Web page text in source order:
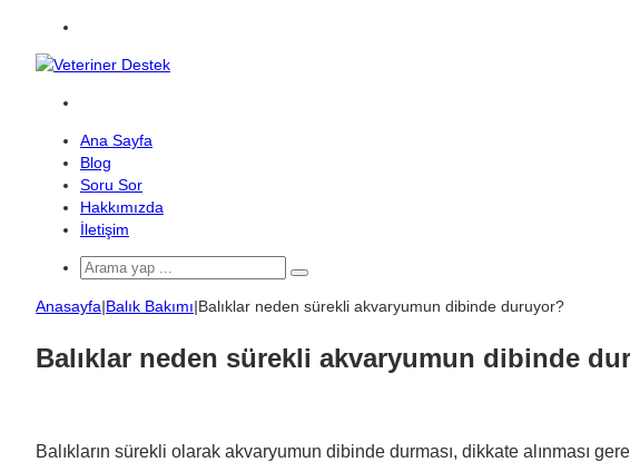
...
Ana Sayfa
Blog
Soru Sor
Hakkımızda
İletişim
Arama
yap
...
Anasayfa|Balık Bakımı|Balıklar neden sürekli akvaryumun dibinde duruyor?
Balıklar neden sürekli akvaryumun dibinde
Balıkların sürekli olarak akvaryumun dibinde durması, dikkate alınması